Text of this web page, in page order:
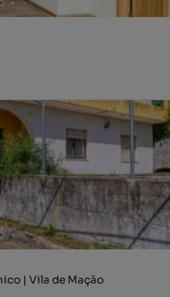
| Vila de Mação